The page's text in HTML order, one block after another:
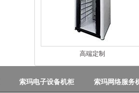
高端定制
索玛电子设备机柜 索玛网络服务